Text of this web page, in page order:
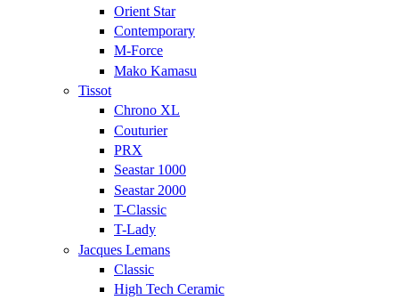
Orient Star
Contemporary
M-Force
Mako Kamasu
Tissot
Chrono XL
Couturier
PRX
Seastar 1000
Seastar 2000
T-Classic
T-Lady
Jacques Lemans
Classic
High Tech Ceramic